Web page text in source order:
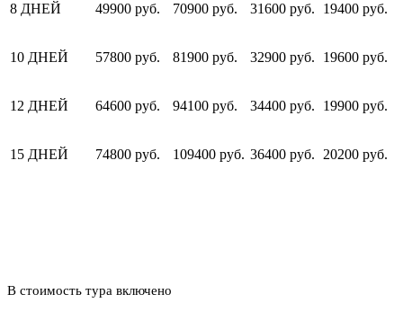
8 ДНЕЙ 49900 руб. 70900 руб. 31600 руб. 19400 руб.
10 ДНЕЙ 57800 руб. 81900 руб. 32900 руб. 19600 руб.
12 ДНЕЙ 64600 руб. 94100 руб. 34400 руб. 19900 руб.
15 ДНЕЙ 74800 руб. 109400 руб. 36400 руб. 20200 руб.
В стоимость тура включено